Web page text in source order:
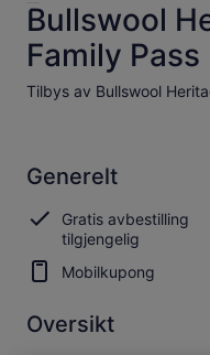
Bullswool
Family Pass
Tilbys av Bullswool
Generelt
Gratis avbestilling
tilgjengelig
Mobilkupong
Oversikt